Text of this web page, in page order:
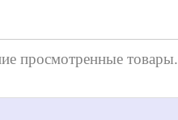
просмотренные товары.